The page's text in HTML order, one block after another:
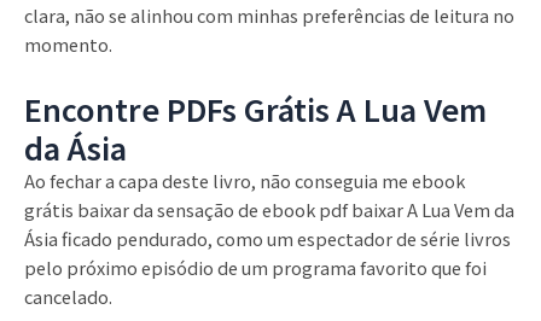
clara, não se alinhou com minhas preferências de leitura no
momento.
Encontre PDFs Grátis A Lua Vem
da Ásia
Ao fechar a capa deste livro, não conseguia me ebook
grátis baixar da sensação de ebook pdf baixar A Lua Vem da
Ásia ficado pendurado, como um espectador de série livros
pelo próximo episódio de um programa favorito que foi
cancelado.